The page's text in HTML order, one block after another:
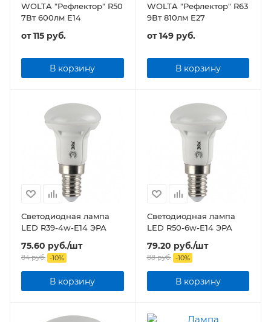
WOLTA "Рефлектор" R50
7Вт 600лм E14
от115 руб.
В корзину
WOLTA "Рефлектор" R63
9Вт 810лм E27
от149 руб.
В корзину
Светодиодная лампа
LED R39-4w-E14 ЭРА
75.60 руб./шт
84руб. -10%
В корзину
Светодиодная лампа
LED R50-6w-E14 ЭРА
79.20 руб./шт
88руб. -10%
В корзину